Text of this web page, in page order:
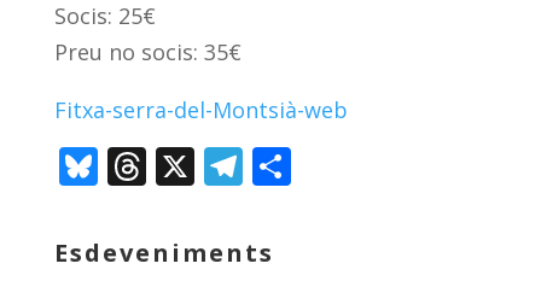
Socis: 25€
Preu no socis: 35€
Fitxa-serra-del-Montsià-web
Bl
e
T
re
X T
e
C
Esdeveniments